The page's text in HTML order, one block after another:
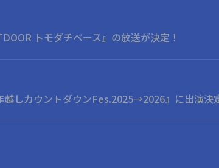
トモダチベース』の放送が決定！
しカウントダウンFes.2025→2026』に出演決